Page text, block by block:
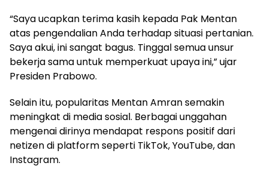
“Saya ucapkan terima kasih kepada Pak Mentan
atas pengendalian Anda terhadap situasi pertanian.
Saya akui, ini sangat bagus. Tinggal semua unsur
bekerja sama untuk memperkuat upaya ini,” ujar
Presiden Prabowo.
Selain itu, popularitas Mentan Amran semakin
meningkat di media sosial. Berbagai unggahan
mengenai dirinya mendapat respons positif dari
netizen di platform seperti TikTok, YouTube, dan
Instagram.